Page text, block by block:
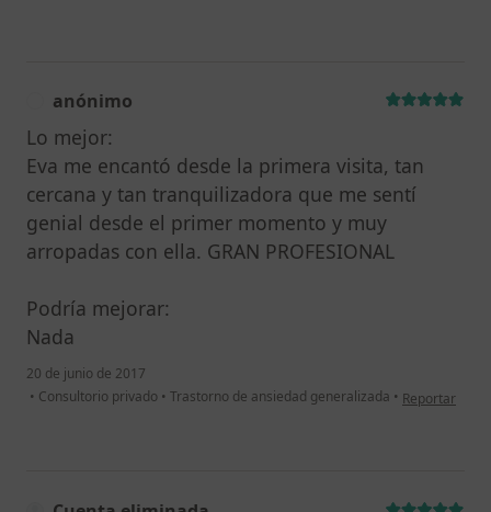
anónimo
Lo mejor:
Eva me encantó desde la primera visita, tan
cercana y tan tranquilizadora que me sentí
genial desde el primer momento y muy
arropadas con ella. GRAN PROFESIONAL
Podría mejorar:
Nada
20 de junio de 2017
• Consultorio privado • Trastorno de ansiedad generalizada • en opinión
Reportar